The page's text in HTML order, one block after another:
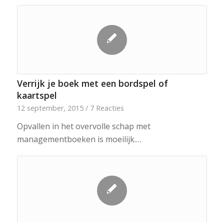
Verrijk je boek met een bordspel of
kaartspel
12 september, 2015 / 7 Reacties
Opvallen in het overvolle schap met
managementboeken is moeilijk.…